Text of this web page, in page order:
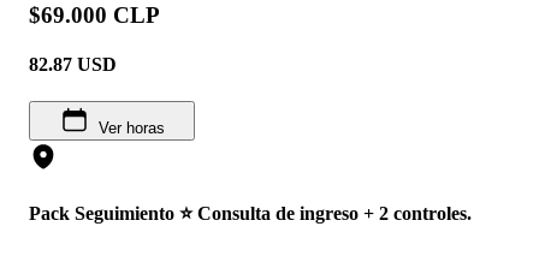
$69.000 CLP
82.87 USD
Ver horas
Pack Seguimiento ⭐️ Consulta de ingreso + 2 controles.